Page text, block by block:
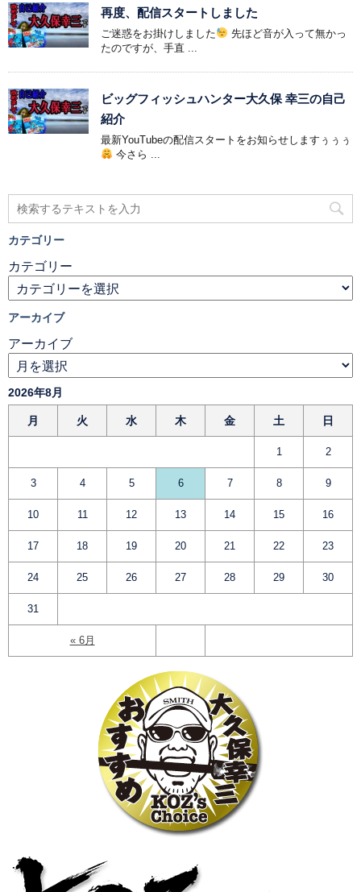
再度、配信スタートしました
ご迷惑をお掛けしました
先ほど音が入って無かっ
たのですが、手直 ...
ビッグフィッシュハンター大久保 幸三の自己
紹介
最新YouTubeの配信スタートをお知らせしますぅぅぅ
今さら ...
カテゴリー
カテゴリー
アーカイブ
アーカイブ
2026年8月
月 火 水 木 金 土 日
« 6月
1 2
3 4 5 6 7 8 9
10 11 12 13 14 15 16
17 18 19 20 21 22 23
24 25 26 27 28 29 30
31